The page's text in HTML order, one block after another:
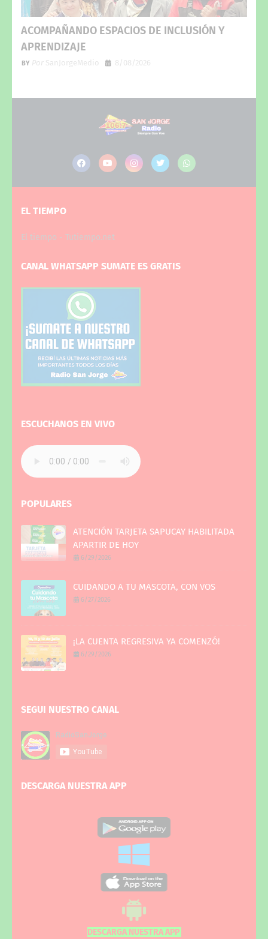
ACOMPAÑANDO ESPACIOS DE INCLUSIÓN Y
APRENDIZAJE
Por SanJorgeMedio 8/08/2026
EL TIEMPO
El tiempo - Tutiempo.net
CANAL WHATSAPP SUMATE ES GRATIS
ESCUCHANOS EN VIVO
POPULARES
ATENCIÓN TARJETA SAPUCAY HABILITADA
APARTIR DE HOY
6/29/2026
CUIDANDO A TU MASCOTA, CON VOS
6/27/2026
¡LA CUENTA REGRESIVA YA COMENZÓ!
6/29/2026
SEGUI NUESTRO CANAL
DESCARGA NUESTRA APP
DESCARGA NUESTRA APP